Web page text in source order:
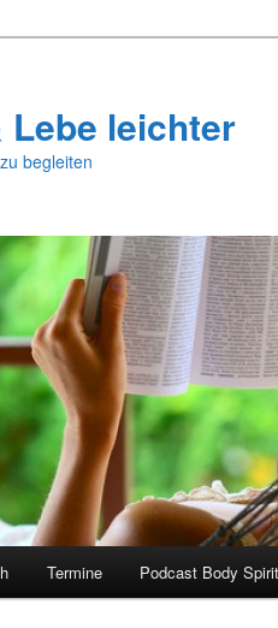
leichter
begleiten
Termine Podcast Body